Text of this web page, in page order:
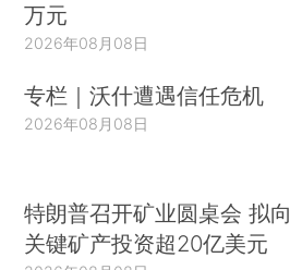
万元
2026年08月08日
专栏｜沃什遭遇信任危机
2026年08月08日
特朗普召开矿业圆桌会 拟向
关键矿产投资超20亿美元